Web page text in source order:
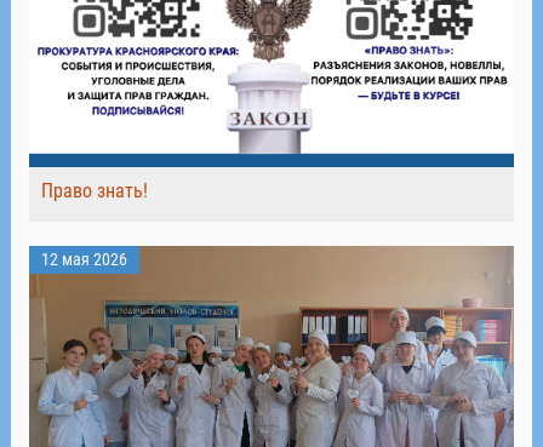
Право знать!
12 мая 2026